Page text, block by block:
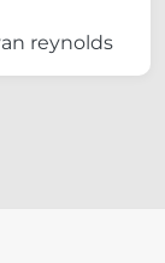
reynolds